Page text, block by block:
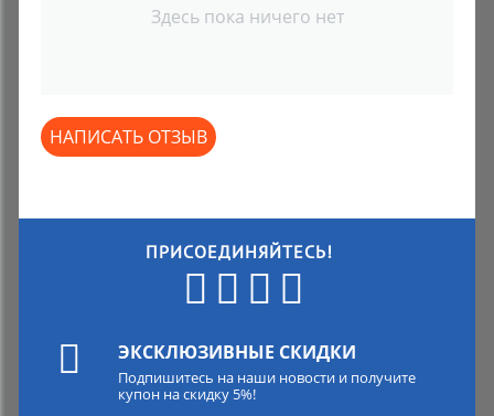
Здесь пока ничего нет
НАПИСАТЬ ОТЗЫВ
ПРИСОЕДИНЯЙТЕСЬ!
ЭКСКЛЮЗИВНЫЕ СКИДКИ
Подпишитесь на наши новости и получите
купон на скидку 5%!